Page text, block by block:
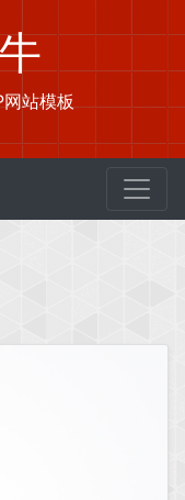
站模板